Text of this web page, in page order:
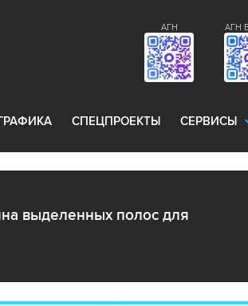
АГН
АГН
СПЕЦПРОЕКТЫ СЕРВИСЫ
выделенных полос для